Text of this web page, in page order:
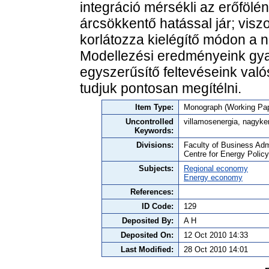
integráció mérsékli az
árcsökkentő hatással jár;
korlátozza kielégítő módon a
Modellezési eredményeink
egyszerűsítő feltevéseink
tudjuk pontosan megítélni.
Item Type:
Monograph (Working
Uncontrolled
Keywords:
villamosenergia,
Divisions:
Faculty of Business
Centre for Energy
Subjects:
Regional economy
Energy economy
References:
ID Code:
129
Deposited By:
A H
Deposited On:
12 Oct 2010 14:33
Last Modified:
28 Oct 2010 14:01